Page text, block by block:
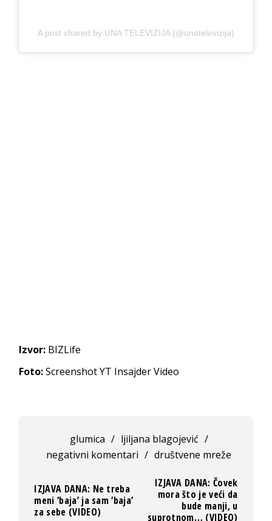
A post shared by UNA TELEVIZIJA (@unatelevizija)
Izvor: BIZLife
Foto:Screenshot YT Insajder Video
glumica / ljiljana blagojević /
negativni komentari / društvene mreže
IZJAVA DANA: Ne treba
meni ‘baja’ ja sam ‘baja’
za sebe (VIDEO)
IZJAVA DANA: Čovek
mora što je veći da
bude manji, u
suprotnom… (VIDEO)